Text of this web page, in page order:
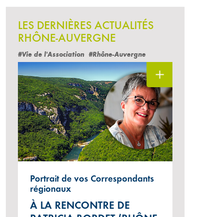
LES DERNIÈRES ACTUALITÉS
RHÔNE-AUVERGNE
#Vie de l'Association #Rhône-Auvergne
Portrait de vos Correspondants
régionaux
À LA RENCONTRE DE